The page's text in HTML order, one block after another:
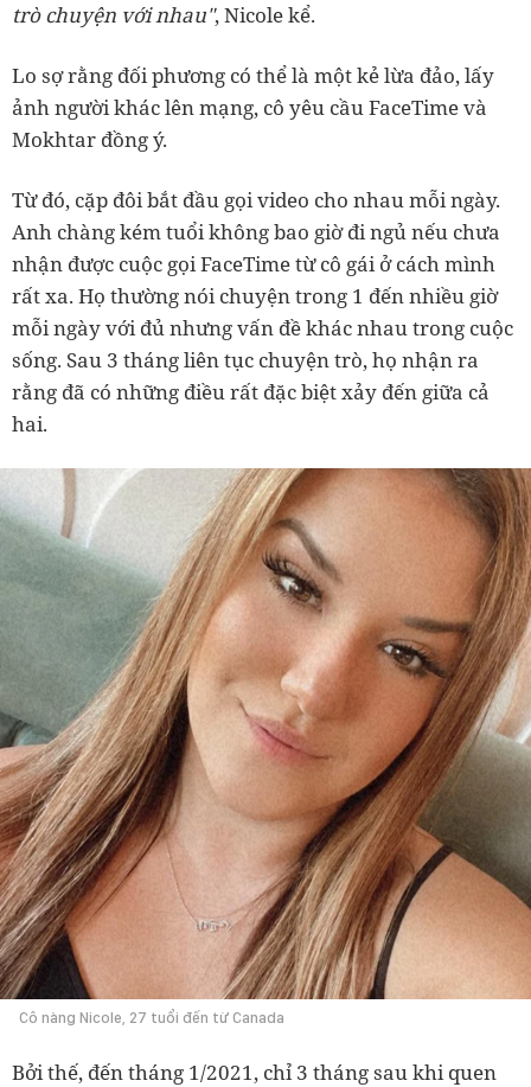
trò chuyện với nhau", Nicole kể.
Lo sợ rằng đối phương có thể là một kẻ lừa đảo, lấy
ảnh người khác lên mạng, cô yêu cầu FaceTime và
Mokhtar đồng ý.
Từ đó, cặp đôi bắt đầu gọi video cho nhau mỗi ngày.
Anh chàng kém tuổi không bao giờ đi ngủ nếu chưa
nhận được cuộc gọi FaceTime từ cô gái ở cách mình
rất xa. Họ thường nói chuyện trong 1 đến nhiều giờ
mỗi ngày với đủ nhưng vấn đề khác nhau trong cuộc
sống. Sau 3 tháng liên tục chuyện trò, họ nhận ra
rằng đã có những điều rất đặc biệt xảy đến giữa cả
hai.
Cô nàng Nicole, 27 tuổi đến từ Canada
Bởi thế, đến tháng 1/2021, chỉ 3 tháng sau khi quen